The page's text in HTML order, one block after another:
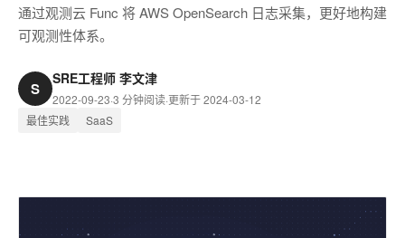
通过观测云 Func 将 AWS OpenSearch 日志采集，更好地构建
可观测性体系。
S
SRE工程师 李文津
2022-09-23·3 分钟阅读·更新于 2024-03-12
最佳实践
SaaS